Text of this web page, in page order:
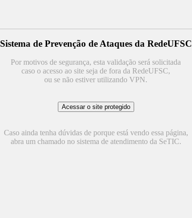
Sistema de Prevenção de Ataques da RedeUFSC
Por motivos de segurança, esta validação será solicitada
caso o acesso ao site seja de fora da RedeUFSC,
ou se não estiver utilizando VPN.
Caso ainda tenha dúvidas de porque está vendo essa página,
abra um chamado no sistema de atendimento da SeTIC.